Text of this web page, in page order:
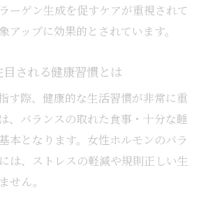
ーゲン生成を促すケアが重視されて
アップに効果的とされています。
される健康習慣とは
す際、健康的な生活習慣が非常に重
、バランスの取れた食事・十分な睡
本となります。女性ホルモンのバラ
は、ストレスの軽減や規則正しい生
せん。